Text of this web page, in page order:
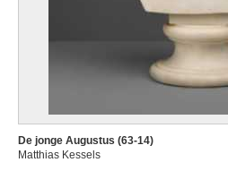
De jonge Augustus (63-14)
Matthias Kessels